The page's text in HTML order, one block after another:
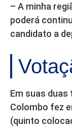
– A minha
poderá
candidato a
Em suas
Colombo fez
(quinto